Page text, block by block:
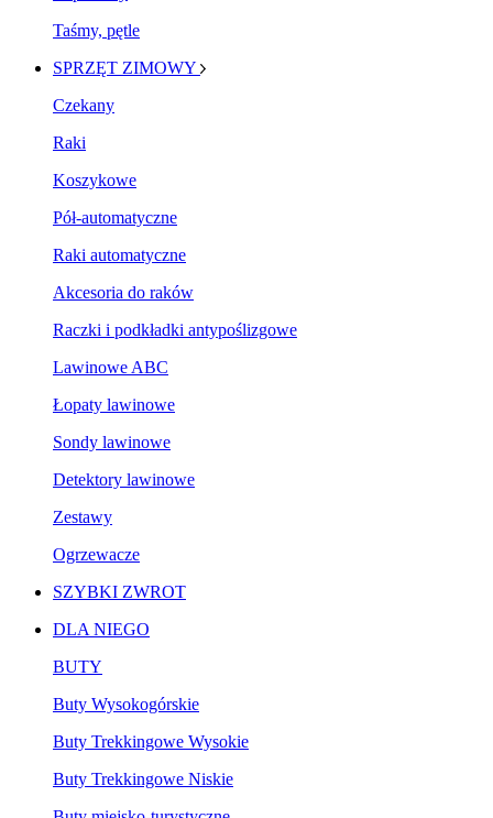
Taśmy, pętle
SPRZĘT ZIMOWY
Czekany
Raki
Koszykowe
Pół-automatyczne
Raki automatyczne
Akcesoria do raków
Raczki i podkładki antypoślizgowe
Lawinowe ABC
Łopaty lawinowe
Sondy lawinowe
Detektory lawinowe
Zestawy
Ogrzewacze
SZYBKI ZWROT
DLA NIEGO
BUTY
Buty Wysokogórskie
Buty Trekkingowe Wysokie
Buty Trekkingowe Niskie